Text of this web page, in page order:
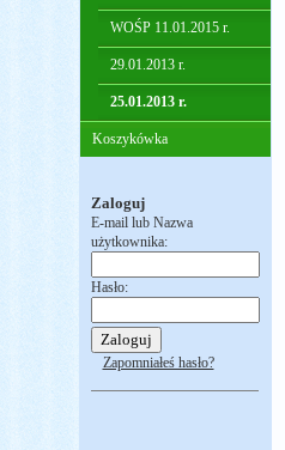
WOŚP 11.01.2015 r.
29.01.2013 r.
25.01.2013 r.
Koszykówka
Zaloguj
E-mail lub Nazwa
użytkownika:
Hasło:
Zapomniałeś hasło?